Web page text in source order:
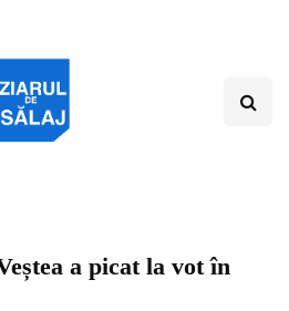
a picat la vot în